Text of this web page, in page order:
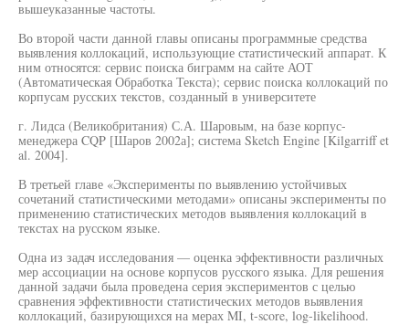
вышеуказанные частоты.
Во второй части данной главы описаны программные средства
выявления коллокаций, использующие статистический аппарат. К
ним относятся: сервис поиска биграмм на сайте АОТ
(Автоматическая Обработка Текста); сервис поиска коллокаций по
корпусам русских текстов, созданный в университете
г. Лидса (Великобритания) С.А. Шаровым, на базе корпус-
менеджера CQP [Шаров 2002а]; система Sketch Engine [Kilgarriff et
al. 2004].
В третьей главе «Эксперименты по выявлению устойчивых
сочетаний статистическими методами» описаны эксперименты по
применению статистических методов выявления коллокаций в
текстах на русском языке.
Одна из задач исследования — оценка эффективности различных
мер ассоциации на основе корпусов русского языка. Для решения
данной задачи была проведена серия экспериментов с целью
сравнения эффективности статистических методов выявления
коллокаций, базирующихся на мерах MI, t-score, log-likelihood.